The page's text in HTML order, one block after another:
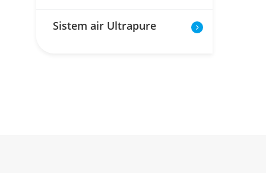
Sistem air Ultrapure